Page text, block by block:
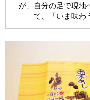
が、自分の足で現地
て、「いま味わ